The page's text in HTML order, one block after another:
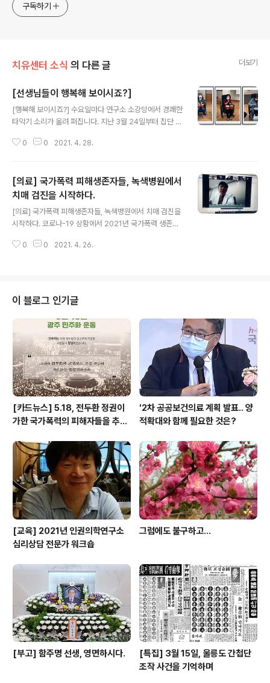
구독하기
치유센터 소식 의 다른 글 더보기
[선생님들이 행복해 보이시죠?]
[행복해 보이시죠?] 수요일마다 연구소 소강당에서 경쾌한
타악기 소리가 울려 퍼집니다. 지난 3월 24일부터 집단 음
모임은 할 수 없어 마스크를 쓰고 손으로 참여할 수 있는
요. 처음에는 선생님들이 하시기 괜찮을까 걱정도 조금 했
지만, 옆에서 선생님들의 연주를 보면 코로나가 사라지고
홍대로 나가서 버스킹을 하셔도 되지 않을까 하는 행복한
상상도 하게 됩니다. 그 무엇보다 선생님들이 서로 상대의
연주 소리에 맞춰 음을 맞추는 모습, 연주를 하면서 타악기
와 하나가 되어 즐겁게 그 순강을 즐기는 모습을 보고 있으
0 0 2021. 4. 28.
[의료] 국가폭력 피해생존자들, 녹색병원에서
치매 검진을 시작하다.
[의료] 국가폭력 피해생존자들, 녹색병원에서 치매 검진을
시작하다. 코로나-19 상황에서 2021년 국가폭력 생존자
지난 2월에 가진 네 번째 집단치유 모임에서는 생존자들의
으로부터 약물 사용에 이르기까지 자세히 알려주었고, 생
존자들은 질의응답을 통해 건망증과 치매의 차이를 알 수
있었다. 집단치유 모임을 마치면서 인권의학연구소는 희망
하는 생존자들을 대상으로 향후 정신건겅검진 차원에서 녹
색병원에서 치매 검진을 받을 수 있도록 진행할 것을 공지
하였다. 마침내, 4월 6일 (화) 오전..
0 0 2021. 4. 26.
이 블로그 인기글
[카드뉴스] 5.18, 전두환 정권이
가한 국가폭력의 피해자들을 추념
'2차 공공보건의료 계획 발표.. 양
적확대와 함께 필요한 것은?
[교육] 2021년 인권의학연구소
심리상담 전문가 워크숍
그럼에도 불구하고...
[부고] 함주명 선생, 영면하시다.
[특집] 3월 15일, 울릉도 간첩단
조작 사건을 기억하며